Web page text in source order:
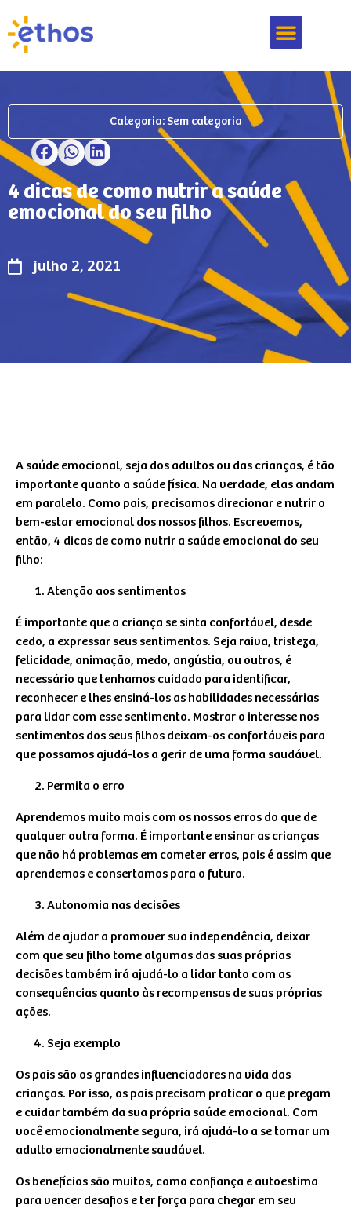
Categoria: Sem categoria
4 dicas de como nutrir a saúde
emocional do seu filho
julho 2, 2021
A saúde emocional, seja dos adultos ou das crianças, é tão
importante quanto a saúde física. Na verdade, elas andam
em paralelo. Como pais, precisamos direcionar e nutrir o
bem-estar emocional dos nossos filhos. Escrevemos,
então, 4 dicas de como nutrir a saúde emocional do seu
filho:
Atenção aos sentimentos
É importante que a criança se sinta confortável, desde
cedo, a expressar seus sentimentos. Seja raiva, tristeza,
felicidade, animação, medo, angústia, ou outros, é
necessário que tenhamos cuidado para identificar,
reconhecer e lhes ensiná-los as habilidades necessárias
para lidar com esse sentimento. Mostrar o interesse nos
sentimentos dos seus filhos deixam-os confortáveis para
que possamos ajudá-los a gerir de uma forma saudável.
Permita o erro
Aprendemos muito mais com os nossos erros do que de
qualquer outra forma. É importante ensinar as crianças
que não há problemas em cometer erros, pois é assim que
aprendemos e consertamos para o futuro.
Autonomia nas decisões
Além de ajudar a promover sua independência, deixar
com que seu filho tome algumas das suas próprias
decisões também irá ajudá-lo a lidar tanto com as
consequências quanto às recompensas de suas próprias
ações.
Seja exemplo
Os pais são os grandes influenciadores na vida das
crianças. Por isso, os pais precisam praticar o que pregam
e cuidar também da sua própria saúde emocional. Com
você emocionalmente segura, irá ajudá-lo a se tornar um
adulto emocionalmente saudável.
Os benefícios são muitos, como confiança e autoestima
para vencer desafios e ter força para chegar em seu